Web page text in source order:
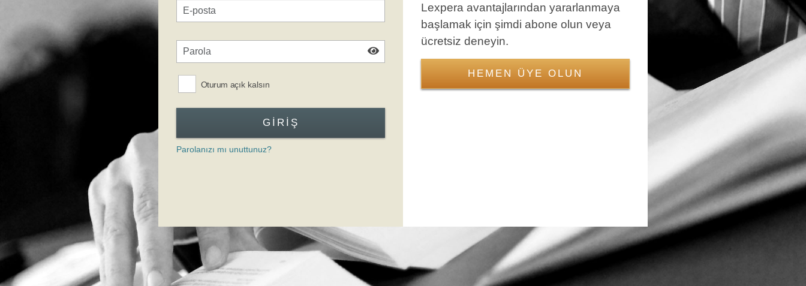
Giriş Formuna Atla
Oturum açık kalsın
GIRIŞ
Parolanızı mı unuttunuz?
Lexpera avantajlarından yararlanmaya
başlamak için şimdi abone olun veya
ücretsiz deneyin.
HEMEN ÜYE OLUN